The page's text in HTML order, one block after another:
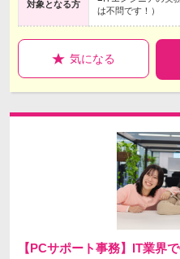
対象となる方
は不問です！）
気になる
【PCサポート事務】IT業界